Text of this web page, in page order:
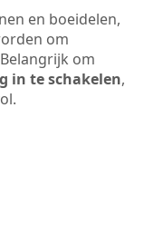
en boeidelen,
om
om
in te schakelen,